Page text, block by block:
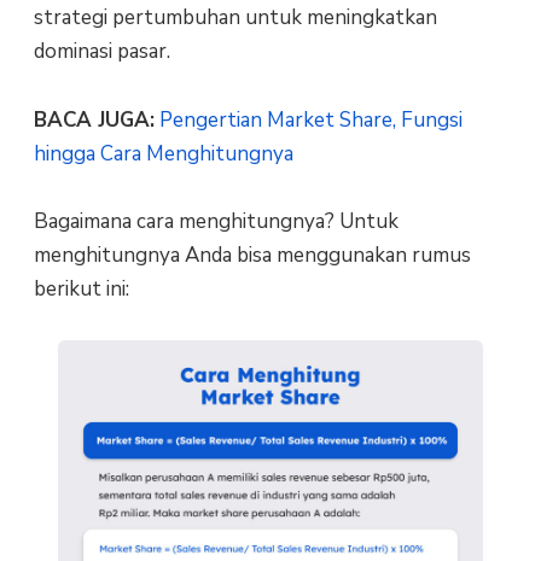
strategi pertumbuhan untuk meningkatkan
dominasi pasar.
BACA JUGA: Pengertian Market Share, Fungsi
hingga Cara Menghitungnya
Bagaimana cara menghitungnya? Untuk
menghitungnya Anda bisa menggunakan rumus
berikut ini: